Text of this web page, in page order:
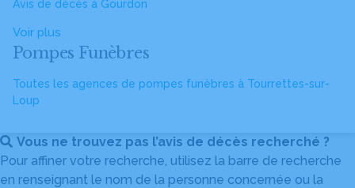
Avis de décès à Gourdon
Voir plus
Pompes Funèbres
Toutes les agences de pompes funèbres à Tourrettes-sur-
Loup
Vous ne trouvez pas l’avis de décès recherché ?
Pour affiner votre recherche, utilisez la barre de recherche
en renseignant le nom de la personne concernée ou la